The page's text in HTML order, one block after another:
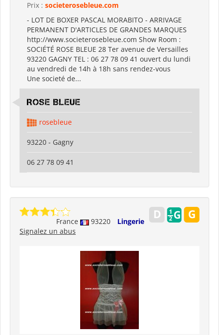
Prix : societerosebleue.com
- LOT DE BOXER PASCAL MORABITO - ARRIVAGE
PERMANENT D'ARTICLES DE GRANDES MARQUES
http://www.societerosebleue.com Show Room :
SOCIÉTÉ ROSE BLEUE 28 Ter avenue de Versailles
93220 GAGNY TEL : 06 27 78 09 41 ouvert du lundi
au vendredi de 14h à 18h sans rendez-vous
Une societé de...
ROSE BLEUE
rosebleue
93220 - Gagny
06 27 78 09 41
France 93220
Lingerie
Signalez un abus